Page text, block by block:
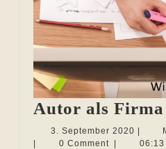
Autor als Firma
3. September 2020 3.
0 Comment 06:13